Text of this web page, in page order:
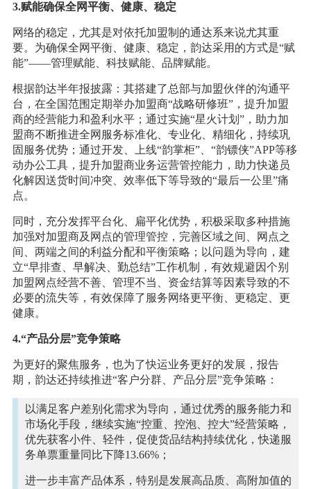
3.赋能确保全网平衡、健康、稳定
网络的稳定，尤其是对依托加盟制的通达系来说尤其重
要。为确保全网平衡、健康、稳定，韵达采用的方式是“赋
能”——管理赋能、科技赋能、品牌赋能。
根据韵达半年报披露：其搭建了总部与加盟伙伴的沟通平
台，在全国范围定期举办加盟商“战略研修班”，提升加盟
商的经营能力和盈利水平；通过实施“星火计划”，助力加
盟商不断推进全网服务标准化、专业化、精细化，持续巩
固服务优势；通过开发、上线“韵掌柜”、“韵镖侠”APP等移
动办公工具，提升加盟商业务运营管控能力，助力快递员
化解因送货时间冲突、效率低下等导致的“最后一公里”痛
点。
同时，充分发挥平台化、扁平化优势，积极采取多种措施
加强对加盟商及网点的管理管控，完善区域之间、网点之
间、两端之间的利益分配和平衡策略；以问题为导向，建
立“早排查、早解决、勤总结”工作机制，有效规避因个别
加盟网点经营不善、管理不当、资金结算等因素导致的不
必要的流失等，有效保障了服务网络更平衡、更稳定、更
健康。
4.“产品分层”竞争策略
为更好的聚焦服务，也为了快运业务更好的发展，报告
期，韵达还持续推进“客户分群、产品分层”竞争策略：
以满足客户差别化需求为导向，通过优秀的服务能力和
市场化手段，继续实施“控重、控泡、控大”经营策略，
优先获客小件、轻件，促使货品结构持续优化，快递服
务单票重量同比下降13.66%；
进一步丰富产品体系，特别是发展高品质、高附加值的